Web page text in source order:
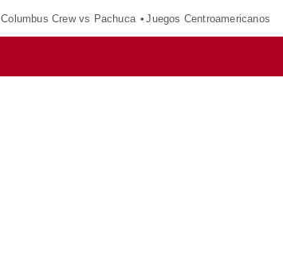
Columbus Crew vs Pachuca Juegos Centroamericanos